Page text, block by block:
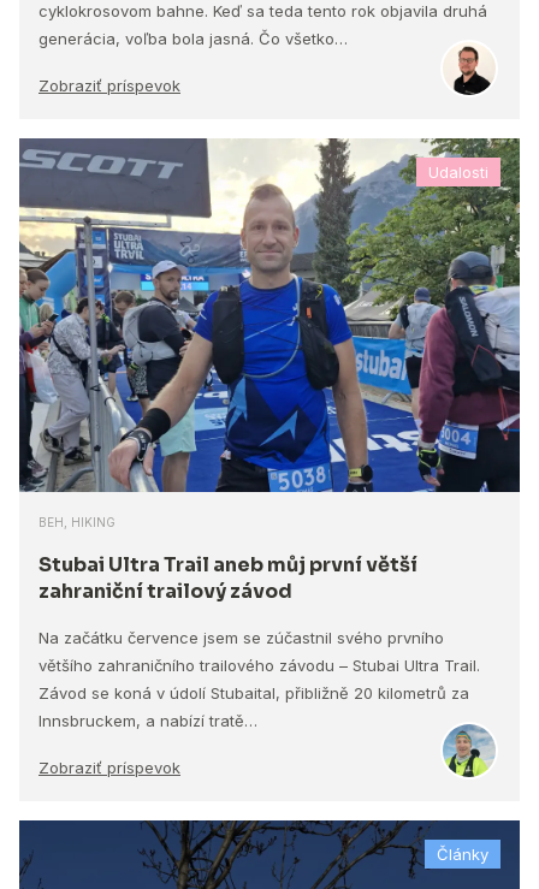
cyklokrosovom bahne. Keď sa teda tento rok objavila druhá
generácia, voľba bola jasná. Čo všetko…
Zobraziť príspevok
Udalosti
BEH, HIKING
Stubai Ultra Trail aneb můj první větší
zahraniční trailový závod
Na začátku července jsem se zúčastnil svého prvního
většího zahraničního trailového závodu – Stubai Ultra Trail.
Závod se koná v údolí Stubaital, přibližně 20 kilometrů za
Innsbruckem, a nabízí tratě…
Zobraziť príspevok
Články